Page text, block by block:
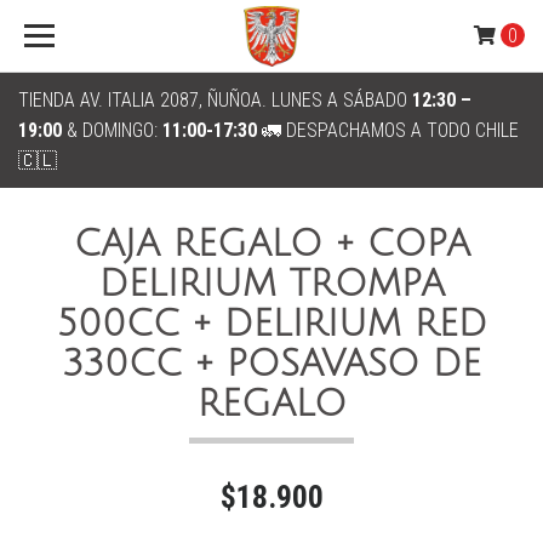
TIENDA AV. ITALIA 2087, ÑUÑOA. LUNES A SÁBADO 12:30 –
19:00 & DOMINGO: 11:00-17:30 🚛 DESPACHAMOS A TODO CHILE
🇨🇱
0
CAJA REGALO + COPA
DELIRIUM TROMPA
500CC + DELIRIUM RED
330CC + POSAVASO DE
REGALO
$18.900